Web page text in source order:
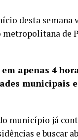
desta semana
metropolitana de
apenas 4
municipais
município já
e buscar